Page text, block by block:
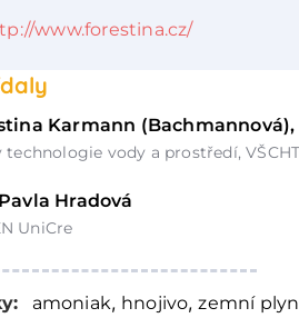
www.forestina.cz/
Karmann (Bachmannová),
technologie vody a prostředí,
Hradová
UniCre
amoniak, hnojivo, zemní plyn